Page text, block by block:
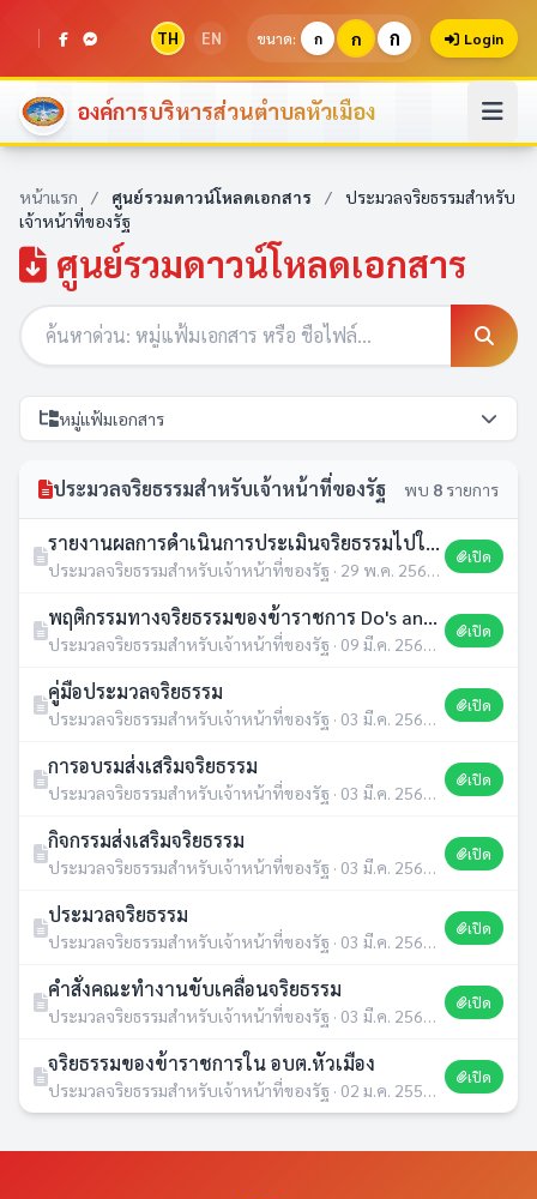
TH EN ขนาด: ก ก ก Login
องค์การบริหารส่วนตำบลหัวเมือง
หน้าแรก / ศูนย์รวมดาวน์โหลดเอกสาร /
ประมวลจริยธรรมสำหรับ
เจ้าหน้าที่ของรัฐ
ศูนย์รวมดาวน์โหลดเอกสาร
หมู่แฟ้มเอกสาร
ประมวลจริยธรรมสำหรับเจ้าหน้าที่ของรัฐ พบ 8 รายการ
รายงานผลการดำเนินการประเมินจริยธรรมไปใช้ในกระบวนการบริหารทรัพยากรบุคคล
ประมวลจริยธรรมสำหรับเจ้าหน้าที่ของรัฐ · 29 พ.ค. 2569 · 1 ดาวน์โหลด
เปิด
พฤติกรรมทางจริยธรรมของข้าราชการ Do's and Don't
ประมวลจริยธรรมสำหรับเจ้าหน้าที่ของรัฐ · 09 มี.ค. 2569 · 5 ดาวน์โหลด
เปิด
คู่มือประมวลจริยธรรม
ประมวลจริยธรรมสำหรับเจ้าหน้าที่ของรัฐ · 03 มี.ค. 2568 · 5 ดาวน์โหลด
เปิด
การอบรมส่งเสริมจริยธรรม
ประมวลจริยธรรมสำหรับเจ้าหน้าที่ของรัฐ · 03 มี.ค. 2568 · 4 ดาวน์โหลด
เปิด
กิจกรรมส่งเสริมจริยธรรม
ประมวลจริยธรรมสำหรับเจ้าหน้าที่ของรัฐ · 03 มี.ค. 2568 · 1 ดาวน์โหลด
เปิด
ประมวลจริยธรรม
ประมวลจริยธรรมสำหรับเจ้าหน้าที่ของรัฐ · 03 มี.ค. 2568 · 1 ดาวน์โหลด
เปิด
คำสั่งคณะทำงานขับเคลื่อนจริยธรรม
ประมวลจริยธรรมสำหรับเจ้าหน้าที่ของรัฐ · 03 มี.ค. 2568 · 1 ดาวน์โหลด
เปิด
จริยธรรมของข้าราชการใน อบต.หัวเมือง
ประมวลจริยธรรมสำหรับเจ้าหน้าที่ของรัฐ · 02 ม.ค. 2557 · 1 ดาวน์โหลด
เปิด